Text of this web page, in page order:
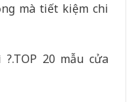
mà tiết kiệm chi